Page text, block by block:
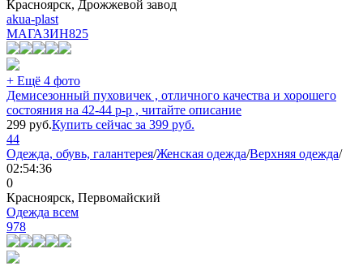
Красноярск, Дрожжевой завод
akua-plast
МАГАЗИН825
+ Ещё 4 фото
Демисезонный пуховичек , отличного качества и хорошего
состояния на 42-44 р-р , читайте описание
299 руб.Купить сейчас за 399 руб.
44
Одежда, обувь, галантерея/Женская одежда/Верхняя одежда/
02:54:36
0
Красноярск, Первомайский
Одежда всем
978